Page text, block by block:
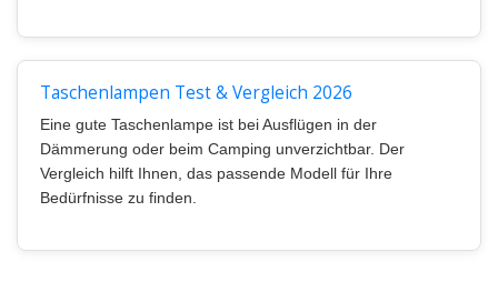
Taschenlampen Test & Vergleich 2026
Eine gute Taschenlampe ist bei Ausflügen in der
Dämmerung oder beim Camping unverzichtbar. Der
Vergleich hilft Ihnen, das passende Modell für Ihre
Bedürfnisse zu finden.